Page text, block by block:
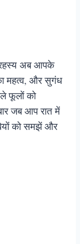
रहस्य अब आपके
महत्व, और सुगंध
फूलों को
जब आप रात में
को समझें और